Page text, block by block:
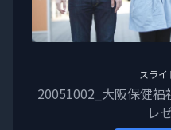
スラ
20051002_大阪保健
レ